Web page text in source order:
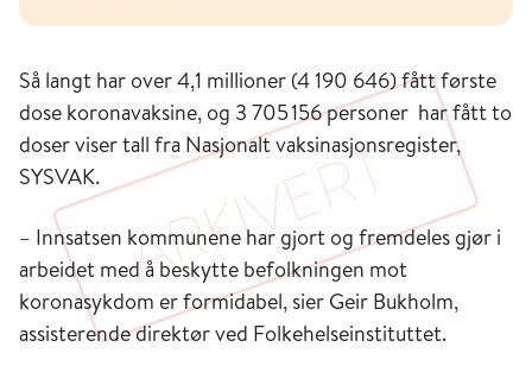
Så langt har over 4,1 millioner (4 190 646) fått første
dose koronavaksine, og 3 705 156 personer har fått to
doser viser tall fra Nasjonalt vaksinasjonsregister,
SYSVAK.
– Innsatsen kommunene har gjort og fremdeles gjør i
arbeidet med å beskytte befolkningen mot
koronasykdom er formidabel, sier Geir Bukholm,
assisterende direktør ved Folkehelseinstituttet.